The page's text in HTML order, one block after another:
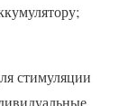
стимуляции